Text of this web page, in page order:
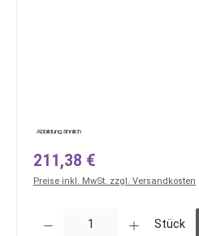
Abbildung ähnlich
Regulärer Preis:
211,38 €
Preise inkl. MwSt. zzgl. Versandkosten
Stück